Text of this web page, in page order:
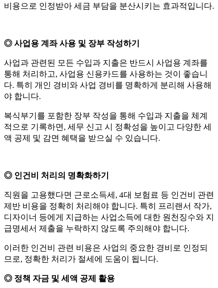
비용으로 인정받아 세금 부담을 분산시키는 효과적입니다.
◎ 사업용 계좌 사용 및 장부 작성하기
사업과 관련된 모든 수입과 지출은 반드시 사업용 계좌를
통해 처리하고, 사업용 신용카드를 사용하는 것이 좋습니
다. 특히 개인 경비와 사업 경비를 명확하게 분리해 사용해
야 합니다.
복식부기를 포함한 장부 작성을 통해 수입과 지출을 체계
적으로 기록하면, 세무 신고 시 정확성을 높이고 다양한 세
액 공제 및 감면 혜택을 받으실 수 있습니다.
◎ 인건비 처리의 명확화하기
직원을 고용했다면 근로소득세, 4대 보험료 등 인건비 관련
제반 비용을 정확히 처리해야 합니다. 특히 프리랜서 작가,
디자이너 등에게 지급하는 사업소득에 대한 원천징수와 지
급명세서 제출을 누락하지 않도록 주의해야 합니다.
이러한 인건비 관련 비용은 사업의 중요한 경비로 인정되
므로, 정확한 처리가 절세에 도움이 됩니다.
◎ 정책 자금 및 세액 공제 활용